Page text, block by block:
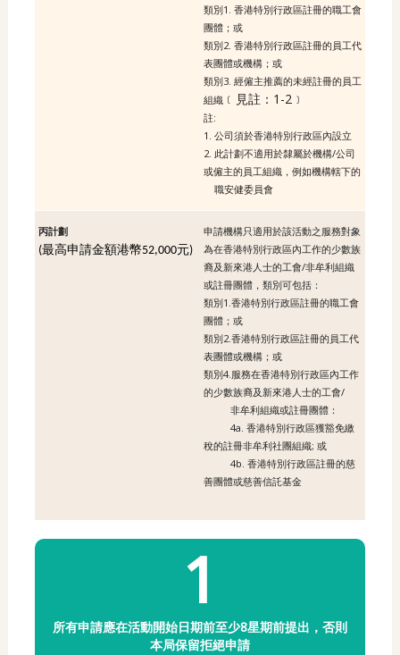
類別1. 香港特別行政區註冊的職工會
團體；或
類別2. 香港特別行政區註冊的員工代
表團體或機構；或
類別3. 經僱主推薦的未經註冊的員工
組織﹝見註：1-2﹞
註:
1. 公司須於香港特別行政區內設立
2. 此計劃不適用於隸屬於機構/公司
或僱主的員工組織，例如機構轄下的
職安健委員會
丙計劃
(最高申請金額港幣52,000元)
申請機構只適用於該活動之服務對象
為在香港特別行政區內工作的少數族
裔及新來港人士的工會/非牟利組織
或註冊團體，類別可包括：
類別1.香港特別行政區註冊的職工會
團體；或
類別2.香港特別行政區註冊的員工代
表團體或機構；或
類別4.服務在香港特別行政區內工作
的少數族裔及新來港人士的工會/
非牟利組織或註冊團體：
4a. 香港特別行政區獲豁免繳
稅的註冊非牟利社團組織; 或
4b. 香港特別行政區註冊的慈
善團體或慈善信託基金
1
所有申請應在活動開始日期前至少8星期前提出，否則
本局保留拒絕申請